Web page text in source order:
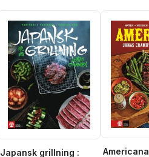
Japansk grillning :
Americana